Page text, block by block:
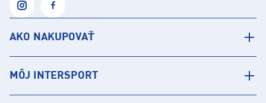
AKO NAKUPOVAŤ
MÔJ INTERSPORT